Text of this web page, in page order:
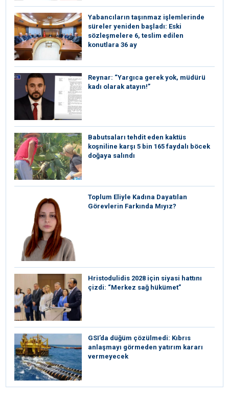
Yabancıların taşınmaz işlemlerinde
süreler yeniden başladı: Eski
sözleşmelere 6, teslim edilen
konutlara 36 ay
Reynar: “Yargıca gerek yok, müdürü
kadı olarak atayın!”
Babutsaları tehdit eden kaktüs
koşniline karşı 5 bin 165 faydalı böcek
doğaya salındı
Toplum Eliyle Kadına Dayatılan
Görevlerin Farkında Mıyız?
⁠Hristodulidis 2028 için siyasi hattını
çizdi: “Merkez sağ hükümet”
GSI’da düğüm çözülmedi: Kıbrıs
anlaşmayı görmeden yatırım kararı
vermeyecek